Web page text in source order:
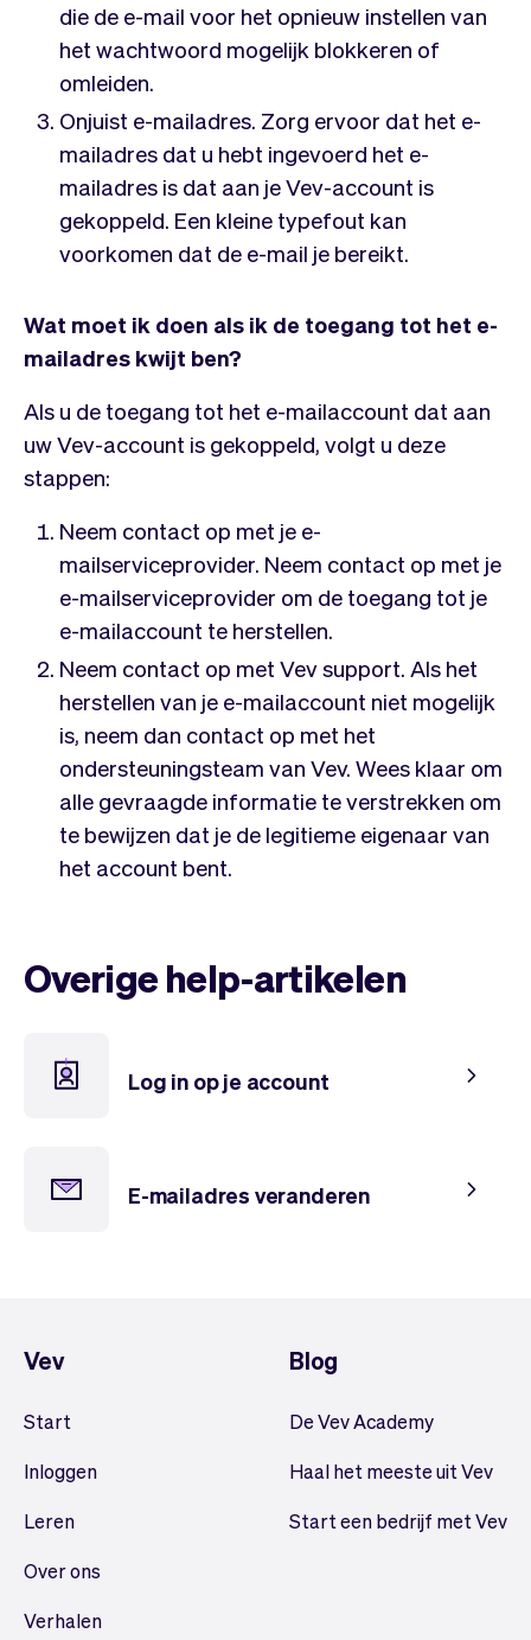
die de e-mail voor het opnieuw instellen van
het wachtwoord mogelijk blokkeren of
omleiden.
Onjuist e-mailadres. Zorg ervoor dat het e-
mailadres dat u hebt ingevoerd het e-
mailadres is dat aan je Vev-account is
gekoppeld. Een kleine typefout kan
voorkomen dat de e-mail je bereikt.
Wat moet ik doen als ik de toegang tot het e-
mailadres kwijt ben?
Als u de toegang tot het e-mailaccount dat aan
uw Vev-account is gekoppeld, volgt u deze
stappen:
Neem contact op met je e-
mailserviceprovider. Neem contact op met je
e-mailserviceprovider om de toegang tot je
e-mailaccount te herstellen.
Neem contact op met Vev support. Als het
herstellen van je e-mailaccount niet mogelijk
is, neem dan contact op met het
ondersteuningsteam van Vev. Wees klaar om
alle gevraagde informatie te verstrekken om
te bewijzen dat je de legitieme eigenaar van
het account bent.
Overige help-artikelen
Log in op je account
E-mailadres veranderen
Vev
Start
Inloggen
Leren
Over ons
Verhalen
Blog
De Vev Academy
Haal het meeste uit Vev
Start een bedrijf met Vev